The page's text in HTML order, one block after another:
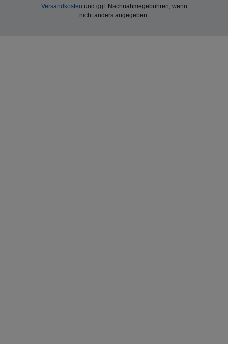
Versandkosten und ggf. Nachnahmegebühren, wenn
nicht anders angegeben.